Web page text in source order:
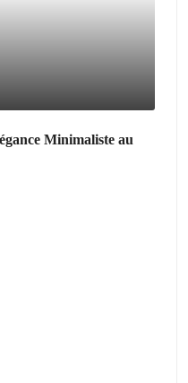
Minimaliste au